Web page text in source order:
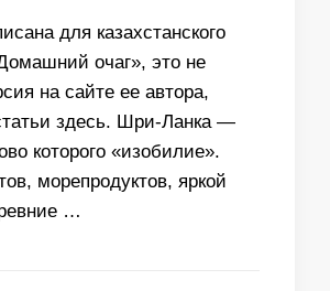
для казахстанского
очаг», это не
на сайте ее автора,
здесь. Шри-Ланка —
которого «изобилие».
морепродуктов, яркой
…